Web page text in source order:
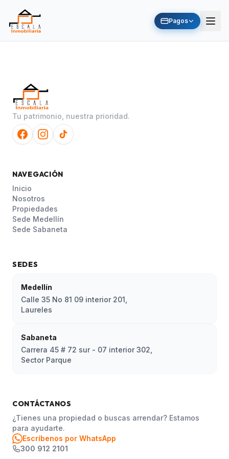
Pagos
Tu patrimonio, nuestra prioridad.
NAVEGACIÓN
Inicio
Nosotros
Propiedades
Sede Medellín
Sede Sabaneta
SEDES
Medellín
Calle 35 No 81 09 interior 201,
Laureles
Sabaneta
Carrera 45 # 72 sur - 07 interior 302,
Sector Parque
CONTÁCTANOS
¿Tienes una propiedad o buscas arrendar? Estamos
para ayudarte.
Escríbenos por WhatsApp
300 912 2101